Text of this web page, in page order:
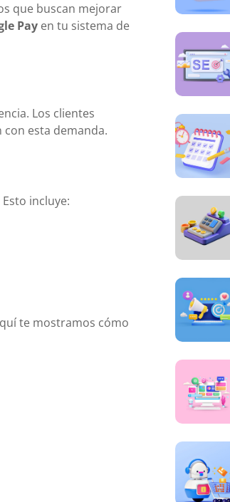
que buscan mejorar
Pay en tu sistema de
Los clientes
con esta demanda.
Esto incluye:
te mostramos cómo